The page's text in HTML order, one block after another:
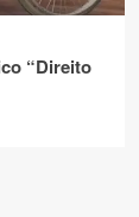
“Direito